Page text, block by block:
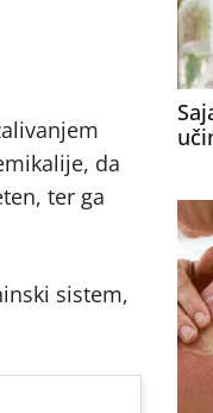
da
ter ga
sistem,